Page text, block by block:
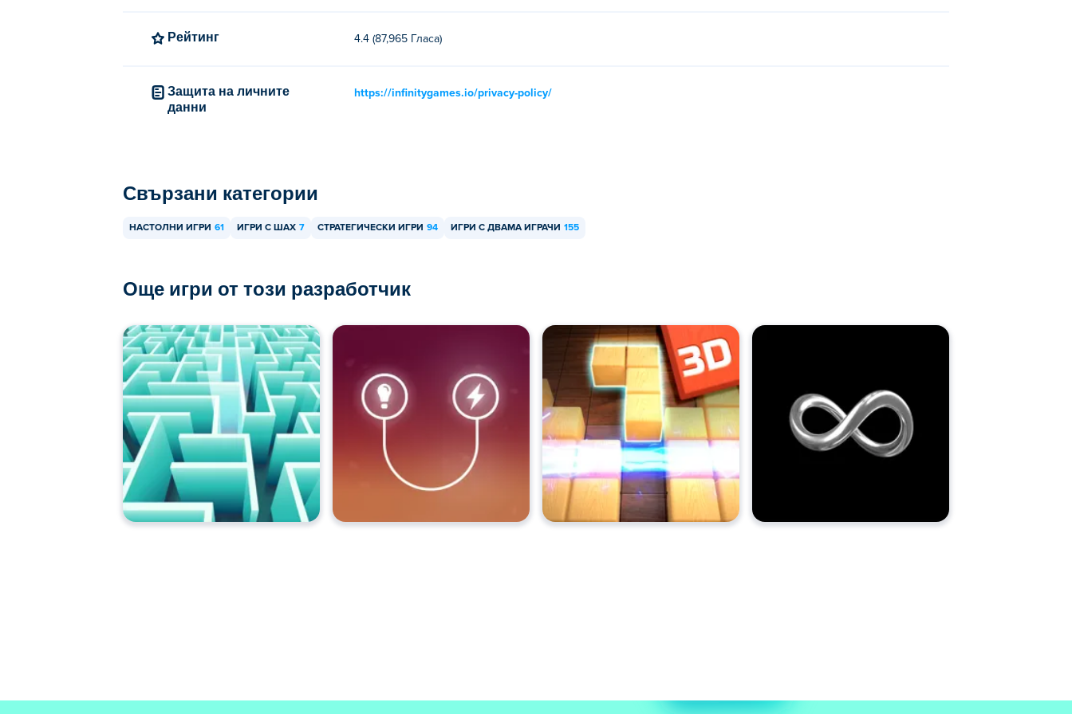
Рейтинг 4.4 (87,965 Гласa)
Защита на личните
данни
https://infinitygames.io/privacy-policy/
Свързани категории
НАСТОЛНИ ИГРИ 61 ИГРИ С ШАХ 7 СТРАТЕГИЧЕСКИ ИГРИ 94 ИГРИ С ДВАМА ИГРАЧИ 155
Още игри от този разработчик